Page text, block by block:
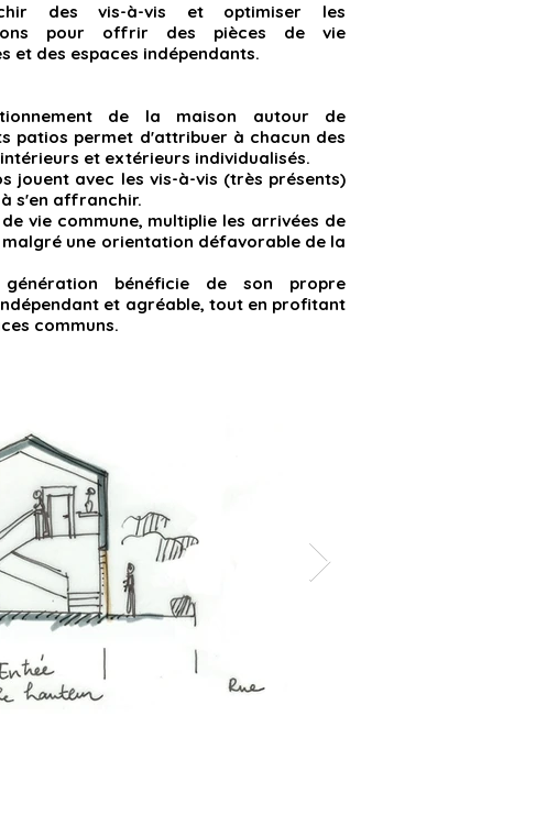
des vis-à-vis et optimiser les
pour offrir des pièces de vie
et des espaces indépendants.
de la maison autour de
patios permet d'attribuer à chacun des
et extérieurs individualisés.
jouent avec les vis-à-vis (très présents)
s'en affranchir.
vie commune, multiplie les arrivées de
malgré une orientation défavorable de la
génération bénéficie de son propre
et agréable, tout en profitant
communs.